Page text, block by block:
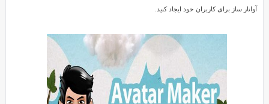
آواتار ساز برای کاربران خود ایجاد کنید.